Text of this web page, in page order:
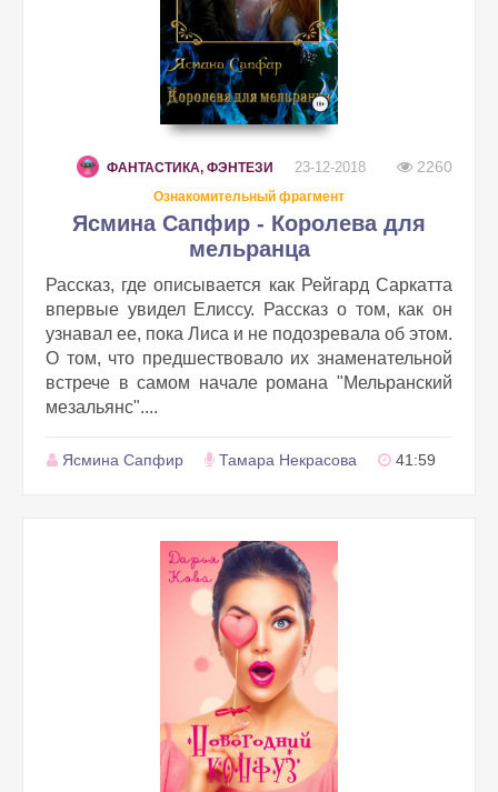
ФАНТАСТИКА, ФЭНТЕЗИ 23-12-2018 2260
Ознакомительный фрагмент
Ясмина Сапфир - Королева для
мельранца
Рассказ, где описывается как Рейгард Саркатта
впервые увидел Елиссу. Рассказ о том, как он
узнавал ее, пока Лиса и не подозревала об этом.
О том, что предшествовало их знаменательной
встрече в самом начале романа "Мельранский
мезальянс"....
Ясмина Сапфир Тамара Некрасова 41:59